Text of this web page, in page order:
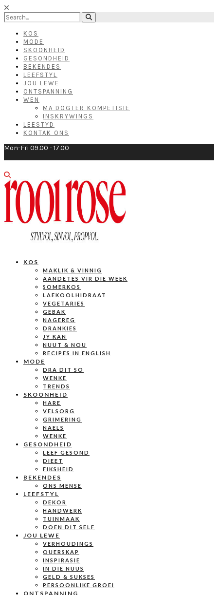
KOS
MODE
SKOONHEID
GESONDHEID
BEKENDES
LEEFSTYL
JOU LEWE
ONTSPANNING
WEN
MA DOGTER KOMPETISIE
INSKRYWINGS
LEESTYD
KONTAK ONS
Mon-Fri 09.00 - 17.00
KOS
MAKLIK & VINNIG
AANDETES VIR DIE WEEK
SOMERKOS
LAEKOOLHIDRAAT
VEGETARIES
GEBAK
NAGEREG
DRANKIES
JY KAN
NUUT & NOU
RECIPES IN ENGLISH
MODE
DRA DIT SO
WENKE
TRENDS
SKOONHEID
HARE
VELSORG
GRIMERING
NAELS
WENKE
GESONDHEID
LEEF GESOND
DIEET
FIKSHEID
BEKENDES
ONS MENSE
LEEFSTYL
DEKOR
HANDWERK
TUINMAAK
DOEN DIT SELF
JOU LEWE
VERHOUDINGS
OUERSKAP
INSPIRASIE
IN DIE NUUS
GELD & SUKSES
PERSOONLIKE GROEI
ONTSPANNING